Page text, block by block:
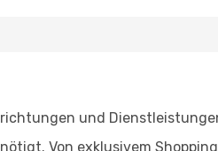
und
Von exklusivem